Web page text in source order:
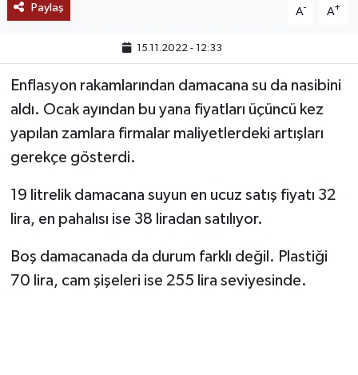
Paylaş A- A+
15.11.2022 - 12:33
Enflasyon rakamlarından damacana su da nasibini
aldı. Ocak ayından bu yana fiyatları üçüncü kez
yapılan zamlara firmalar maliyetlerdeki artışları
gerekçe gösterdi.
19 litrelik damacana suyun en ucuz satış fiyatı 32
lira, en pahalısı ise 38 liradan satılıyor.
Boş damacanada da durum farklı değil. Plastiği
70 lira, cam şişeleri ise 255 lira seviyesinde.
TREND
MEDYA
OTOMOTİV